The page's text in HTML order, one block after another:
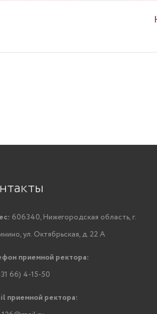
606340, Нижегородская область, г.
ул. Октябрьская, д. 22 А
приемной ректора:
66) 4-15-50
приемной ректора: